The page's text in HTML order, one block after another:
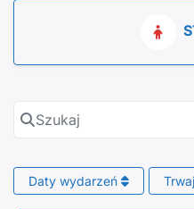
Szukaj
Daty wydarzeń